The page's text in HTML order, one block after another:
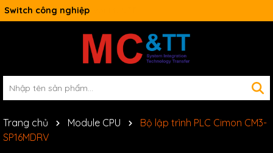
Switch công nghiệp
Trang chủ Module CPU
Bộ lập trình PLC Cimon CM3-
SP16MDRV